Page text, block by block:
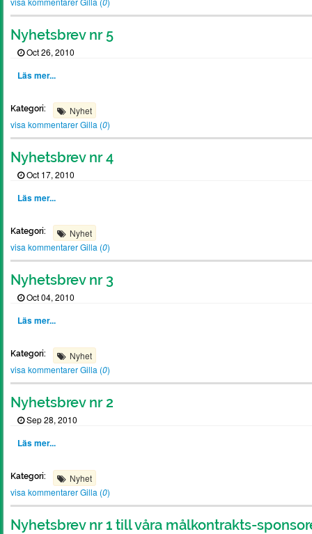
Nyhetsbrev nr 5
Oct 26, 2010
Läs mer...
Kategori:
Nyhet
visa kommentarerGilla (0)
Nyhetsbrev nr 4
Oct 17, 2010
Läs mer...
Kategori:
Nyhet
visa kommentarerGilla (0)
Nyhetsbrev nr 3
Oct 04, 2010
Läs mer...
Kategori:
Nyhet
visa kommentarerGilla (0)
Nyhetsbrev nr 2
Sep 28, 2010
Läs mer...
Kategori:
Nyhet
visa kommentarerGilla (0)
Nyhetsbrev nr 1 till våra målkontrakts-